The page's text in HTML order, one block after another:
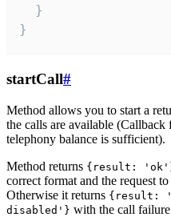
  }
}
startCall#
Method allows you to start a
the calls are available (Callback
telephony balance is sufficient).
Method returns {result:
correct format and the request
Otherwise it returns {result:
disabled'} with the call failure